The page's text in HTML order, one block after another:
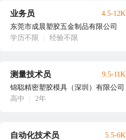
业务员
东莞市成晨塑胶五金制品有限公司
学历不限
经验不限
4.5-12K
测量技术员
锦聪精密塑胶模具（深圳）有限公司
高中
2年
9.5-11K
自动化技术员 5.5-6K